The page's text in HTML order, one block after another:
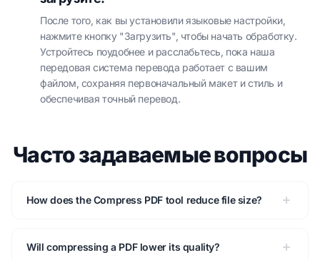
После того, как вы установили языковые настройки,
нажмите кнопку "Загрузить", чтобы начать обработку.
Устройтесь поудобнее и расслабьтесь, пока наша
передовая система перевода работает с вашим
файлом, сохраняя первоначальный макет и стиль и
обеспечивая точный перевод.
Часто задаваемые вопросы
How does the Compress PDF tool reduce file size?
Will compressing a PDF lower its quality?